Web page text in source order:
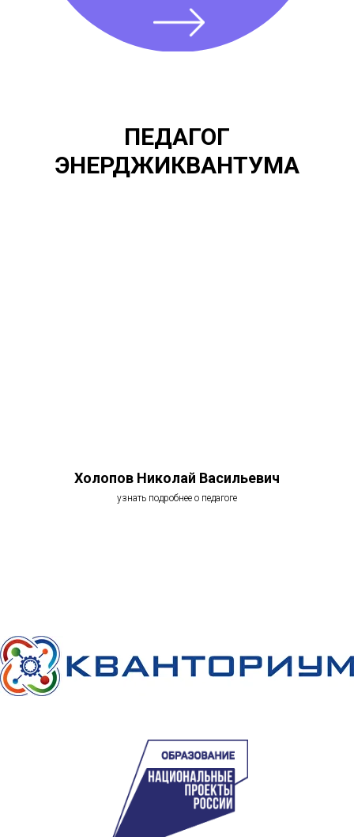
ПЕДАГОГ
ЭНЕРДЖИКВАНТУМА
Холопов Николай Васильевич
узнать подробнее о педагоге